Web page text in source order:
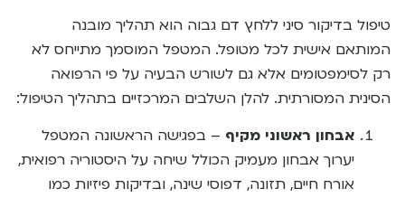
טיפול בדיקור סיני ללחץ דם גבוה הוא תהליך מובנה
המותאם אישית לכל מטופל. המטפל המוסמך מתייחס לא
רק לסימפטומים אלא גם לשורש הבעיה על פי הרפואה
הסינית המסורתית. להלן השלבים המרכזיים בתהליך הטיפול:
אבחון ראשוני מקיף – בפגישה הראשונה המטפל
יערוך אבחון מעמיק הכולל שיחה על היסטוריה רפואית,
אורח חיים, תזונה, דפוסי שינה, ובדיקות פיזיות כמו